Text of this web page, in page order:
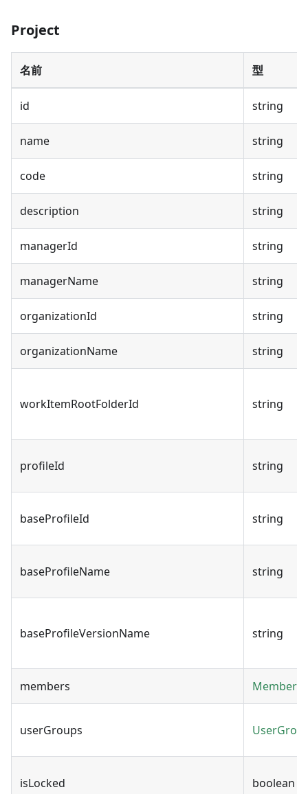
Project
名前 型
id string
name string
code string
description string
managerId string
managerName string
organizationId string
organizationName string
workItemRootFolderId string
profileId string
baseProfileId string
baseProfileName string
baseProfileVersionName string
members Member
userGroups
isLocked boolean